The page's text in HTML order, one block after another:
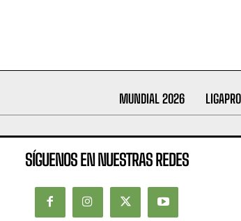
MUNDIAL 2026 LIGAPRO
SÍGUENOS EN NUESTRAS REDES